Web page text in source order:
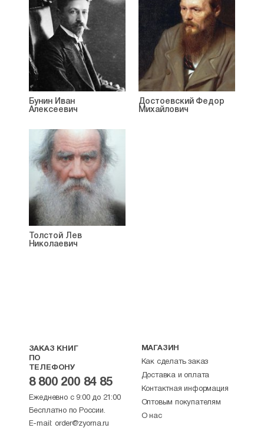
Бунин Иван
Алексеевич
Достоевский Федор
Михайлович
Толстой Лев
Николаевич
ЗАКАЗ КНИГ
ПО
ТЕЛЕФОНУ
8 800 200 84 85
Ежедневно с 9:00 до 21:00
Бесплатно по России.
E-mail: order@zyorna.ru
МАГАЗИН
Как сделать заказ
Доставка и оплата
Контактная информация
Оптовым покупателям
О нас